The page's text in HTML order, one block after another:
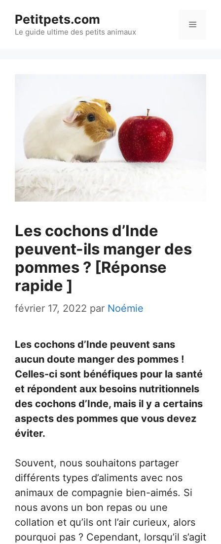
contenu
Petitpets.com
Le guide ultime des petits animaux
Menu
Les cochons d’Inde
peuvent-ils manger des
pommes ? [Réponse
rapide ]
février 17, 2022 par Noémie
Les cochons d’Inde peuvent sans
aucun doute manger des pommes !
Celles-ci sont bénéfiques pour la santé
et répondent aux besoins nutritionnels
des cochons d’Inde, mais il y a certains
aspects des pommes que vous devez
éviter.
Souvent, nous souhaitons partager
différents types d’aliments avec nos
animaux de compagnie bien-aimés. Si
nous avons un bon repas ou une
collation et qu’ils ont l’air curieux, alors
pourquoi pas ? Cependant, lorsqu’il s’agit